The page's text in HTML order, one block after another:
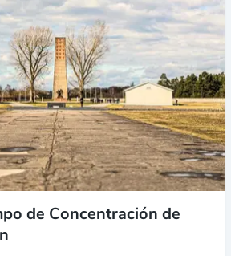
de Concentración de